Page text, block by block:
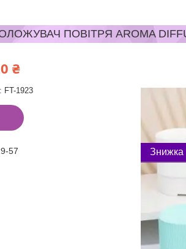
ПОВІТРЯ AROMA
₴
FT-1923
57